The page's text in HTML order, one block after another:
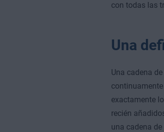
con todas las
Una
Una cadena
exactamente
recién
una cadena